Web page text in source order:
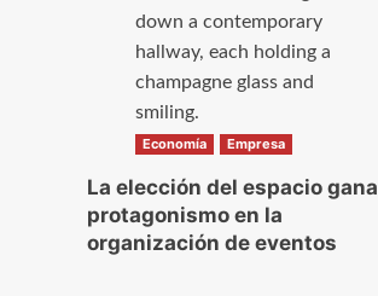
Economía Empresa
La elección del espacio gana
protagonismo en la
organización de eventos